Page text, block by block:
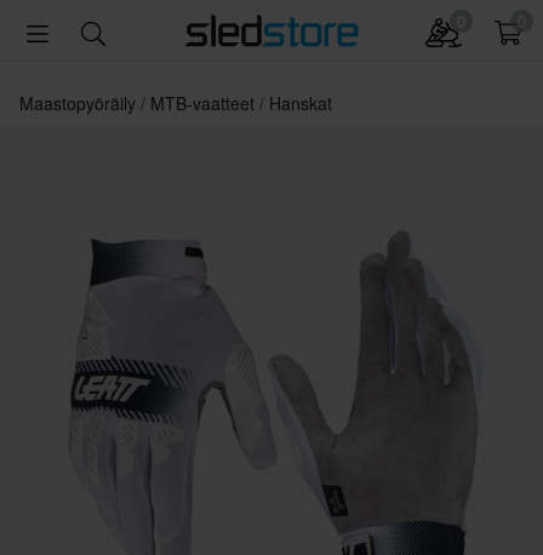
Maastopyöräily MTB-vaatteet Hanskat